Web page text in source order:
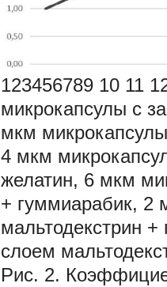
123456789 10 11
микрокапсулы с
мкм
4 мкм
желатин, 6 мкм
+ гуммиарабик, 2
мальтодекстрин
слоем
Рис. 2.